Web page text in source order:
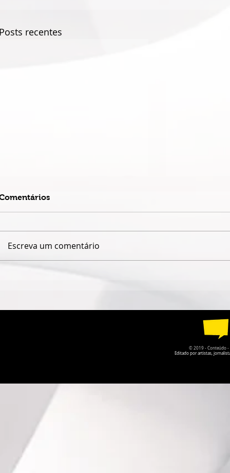
recentes
AGOSTO
O
Escreva um comentário
© 2019 - Conteúdo -
Editado por artistas,